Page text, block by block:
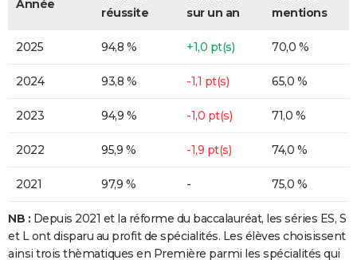
Année
réussite
sur un an
mentions
2025 94,8 % +1,0 pt(s) 70,0 %
2024 93,8 % -1,1 pt(s) 65,0 %
2023 94,9 % -1,0 pt(s) 71,0 %
2022 95,9 % -1,9 pt(s) 74,0 %
2021 97,9 % - 75,0 %
NB : Depuis 2021 et la réforme du baccalauréat, les séries ES, S
et L ont disparu au profit de spécialités. Les élèves choisissent
ainsi trois thèmatiques en Première parmi les spécialités qui